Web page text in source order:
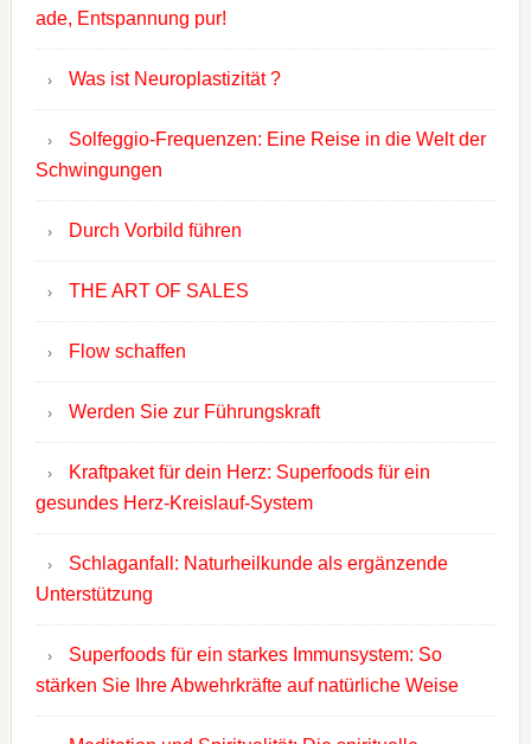
ade, Entspannung pur!
Was ist Neuroplastizität ?
Solfeggio-Frequenzen: Eine Reise in die Welt der
Schwingungen
Durch Vorbild führen
THE ART OF SALES
Flow schaffen
Werden Sie zur Führungskraft
Kraftpaket für dein Herz: Superfoods für ein
gesundes Herz-Kreislauf-System
Schlaganfall: Naturheilkunde als ergänzende
Unterstützung
Superfoods für ein starkes Immunsystem: So
stärken Sie Ihre Abwehrkräfte auf natürliche Weise